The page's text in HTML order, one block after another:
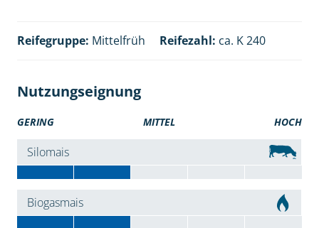
Reifegruppe: Mittelfrüh Reifezahl: ca. K 240
Nutzungseignung
GERING MITTEL HOCH
Silomais
Biogasmais